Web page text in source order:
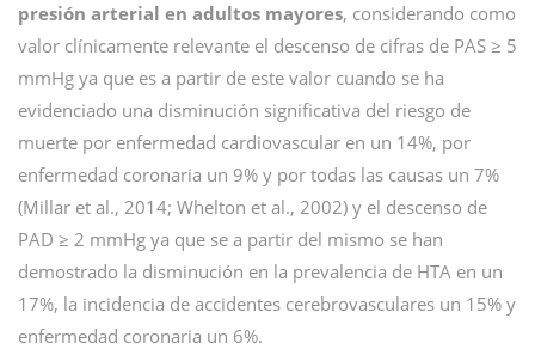
presión arterial en adultos mayores, considerando como
valor clínicamente relevante el descenso de cifras de PAS ≥ 5
mmHg ya que es a partir de este valor cuando se ha
evidenciado una disminución significativa del riesgo de
muerte por enfermedad cardiovascular en un 14%, por
enfermedad coronaria un 9% y por todas las causas un 7%
(Millar et al., 2014; Whelton et al., 2002) y el descenso de
PAD ≥ 2 mmHg ya que se a partir del mismo se han
demostrado la disminución en la prevalencia de HTA en un
17%, la incidencia de accidentes cerebrovasculares un 15% y
enfermedad coronaria un 6%.